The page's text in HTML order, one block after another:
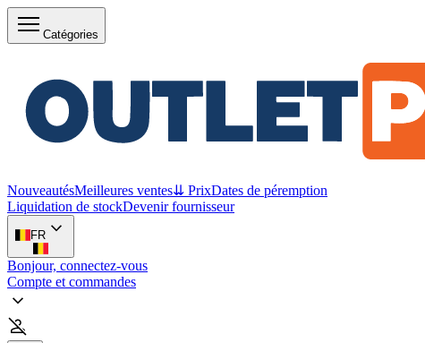
Catégories
NouveautésMeilleures ventes⇊ PrixDates de péremption
Liquidation de stockDevenir fournisseur
FR
Bonjour, connectez-vous
Compte et commandes